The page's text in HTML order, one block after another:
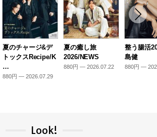
夏のチャージ&デ
トックスRecipe/K
…
880円 — 2026.07.29
夏の癒し旅
2026/NEWS
880円 — 2026.07.22
整う腸活
島健
880円 —
Look!